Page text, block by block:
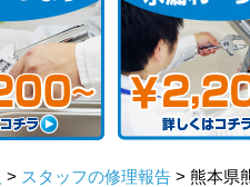
> スタッフの修理報告 > 熊本県